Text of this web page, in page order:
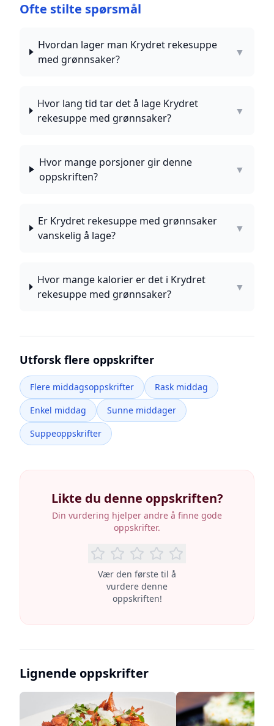
Ofte stilte spørsmål
Hvordan lager man Krydret rekesuppe
med grønnsaker?
▼
Hvor lang tid tar det å lage Krydret
rekesuppe med grønnsaker?
▼
Hvor mange porsjoner gir denne
oppskriften?
▼
Er Krydret rekesuppe med grønnsaker
vanskelig å lage?
▼
Hvor mange kalorier er det i Krydret
rekesuppe med grønnsaker?
▼
Utforsk flere oppskrifter
Flere middagsoppskrifter
Rask middag
Enkel middag
Sunne middager
Suppeoppskrifter
Likte du denne oppskriften?
Din vurdering hjelper andre å finne gode
oppskrifter.
Vær den første til å
vurdere denne
oppskriften!
Lignende oppskrifter